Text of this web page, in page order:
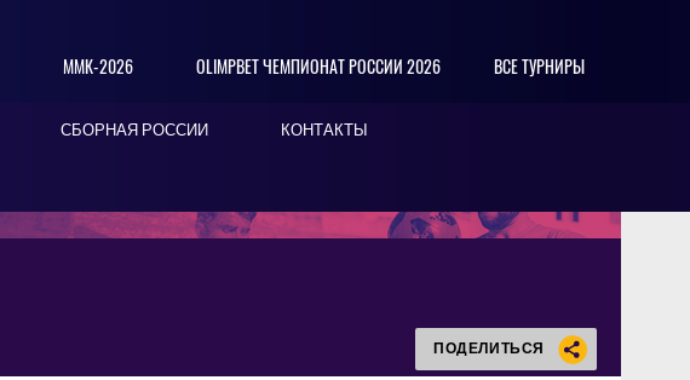
ММК-2026 OLIMPBET ЧЕМПИОНАТ РОССИИ 2026 ВСЕ ТУРНИРЫ
СБОРНАЯ РОССИИ КОНТАКТЫ
ПОДЕЛИТЬСЯ